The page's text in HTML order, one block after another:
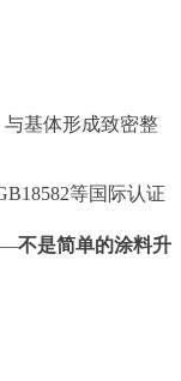
与基体形成致密整
等国际认证
不是简单的涂料升